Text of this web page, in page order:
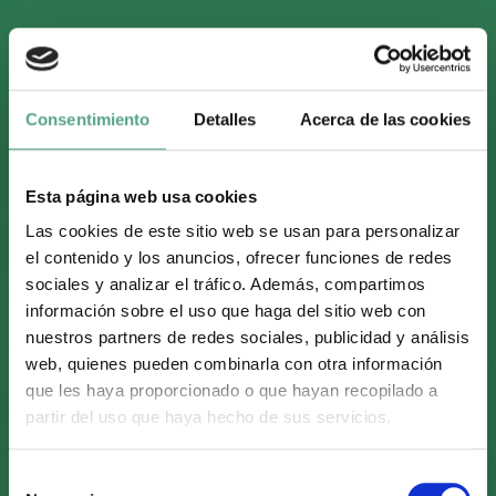
Consentimiento Detalles Acerca de las cookies
Esta página web usa cookies
Las cookies de este sitio web se usan para personalizar
el contenido y los anuncios, ofrecer funciones de redes
sociales y analizar el tráfico. Además, compartimos
información sobre el uso que haga del sitio web con
nuestros partners de redes sociales, publicidad y análisis
web, quienes pueden combinarla con otra información
que les haya proporcionado o que hayan recopilado a
partir del uso que haya hecho de sus servicios.
«Forever», nominada a mejor
telenovela en los Emmy